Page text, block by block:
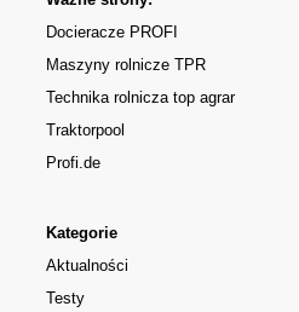
Kategorie
Aktualności
Testy
Docieracze PROFI
Maszyny rolnicze TPR
Technika rolnicza top agrar
Traktorpool
Profi.de